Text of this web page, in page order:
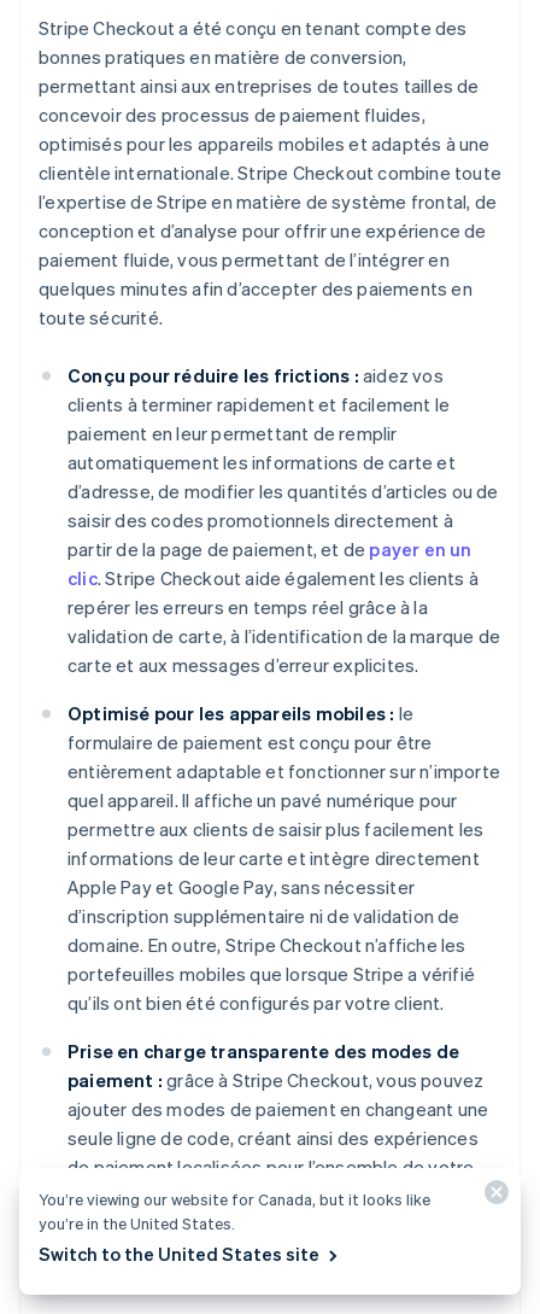
Stripe Checkout a été conçu en tenant compte des
bonnes pratiques en matière de conversion,
permettant ainsi aux entreprises de toutes tailles de
concevoir des processus de paiement fluides,
optimisés pour les appareils mobiles et adaptés à une
clientèle internationale. Stripe Checkout combine toute
l’expertise de Stripe en matière de système frontal, de
conception et d’analyse pour offrir une expérience de
paiement fluide, vous permettant de l’intégrer en
quelques minutes afin d’accepter des paiements en
toute sécurité.
Conçu pour réduire les frictions : aidez vos
clients à terminer rapidement et facilement le
paiement en leur permettant de remplir
automatiquement les informations de carte et
d’adresse, de modifier les quantités d’articles ou de
saisir des codes promotionnels directement à
partir de la page de paiement, et de payer en un
clic. Stripe Checkout aide également les clients à
repérer les erreurs en temps réel grâce à la
validation de carte, à l’identification de la marque de
carte et aux messages d’erreur explicites.
Optimisé pour les appareils mobiles : le
formulaire de paiement est conçu pour être
entièrement adaptable et fonctionner sur n’importe
quel appareil. Il affiche un pavé numérique pour
permettre aux clients de saisir plus facilement les
informations de leur carte et intègre directement
Apple Pay et Google Pay, sans nécessiter
d’inscription supplémentaire ni de validation de
domaine. En outre, Stripe Checkout n’affiche les
portefeuilles mobiles que lorsque Stripe a vérifié
qu’ils ont bien été configurés par votre client.
Prise en charge transparente des modes de
paiement : grâce à Stripe Checkout, vous pouvez
ajouter des modes de paiement en changeant une
seule ligne de code, créant ainsi des expériences
de paiement localisées pour l’ensemble de votre
client. Stripe vous permet d’ajouter et d’étendre
rapidement la prise en charge des modes de
paiement sans avoir à remplir plusieurs formulaires
You’re viewing our website for Canada, but it looks like
you’re in the United States.
Switch to the United States site